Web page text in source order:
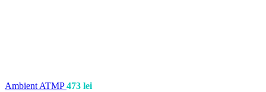
Ambient ATMP473 lei